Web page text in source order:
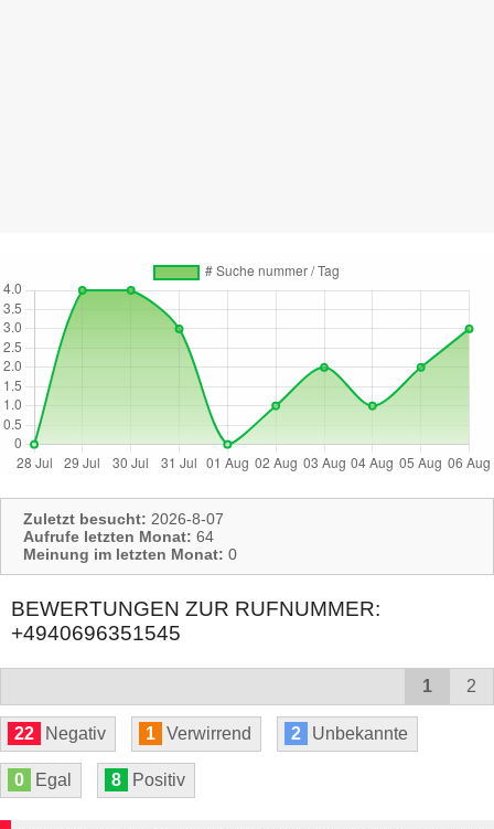
Zuletzt besucht: 2026-8-07
Aufrufe letzten Monat: 64
Meinung im letzten Monat: 0
BEWERTUNGEN ZUR RUFNUMMER:
+4940696351545
1 2
22 Negativ 1 Verwirrend 2 Unbekannte
0 Egal 8 Positiv